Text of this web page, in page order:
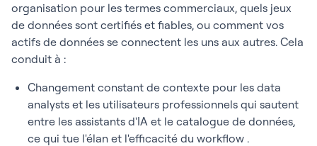
organisation pour les termes commerciaux, quels jeux
de données sont certifiés et fiables, ou comment vos
actifs de données se connectent les uns aux autres. Cela
conduit à :
Changement constant de contexte pour les data
analysts et les utilisateurs professionnels qui sautent
entre les assistants d'IA et le catalogue de données,
ce qui tue l'élan et l'efficacité du workflow .